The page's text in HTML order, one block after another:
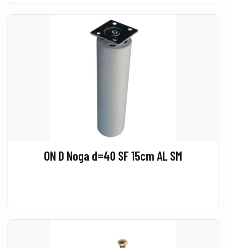
ON D Noga d=40 SF 15cm AL SM